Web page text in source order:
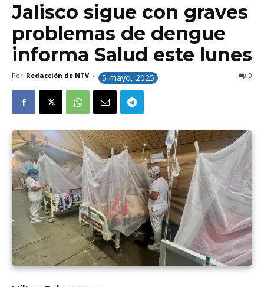
Jalisco sigue con graves
problemas de dengue
informa Salud este lunes
Por Redacción de NTV - 5 mayo, 2025 0